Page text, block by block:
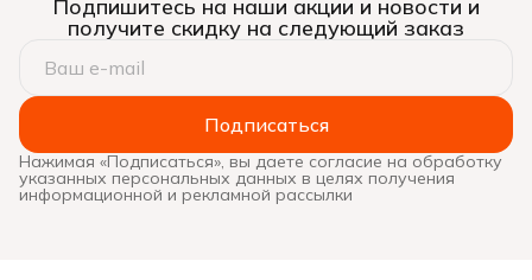
Подпишитесь на наши акции и новости и
получите скидку на следующий заказ
Подписаться
Нажимая «Подписаться», вы даете согласие на обработку
указанных персональных данных в целях получения
информационной и рекламной рассылки